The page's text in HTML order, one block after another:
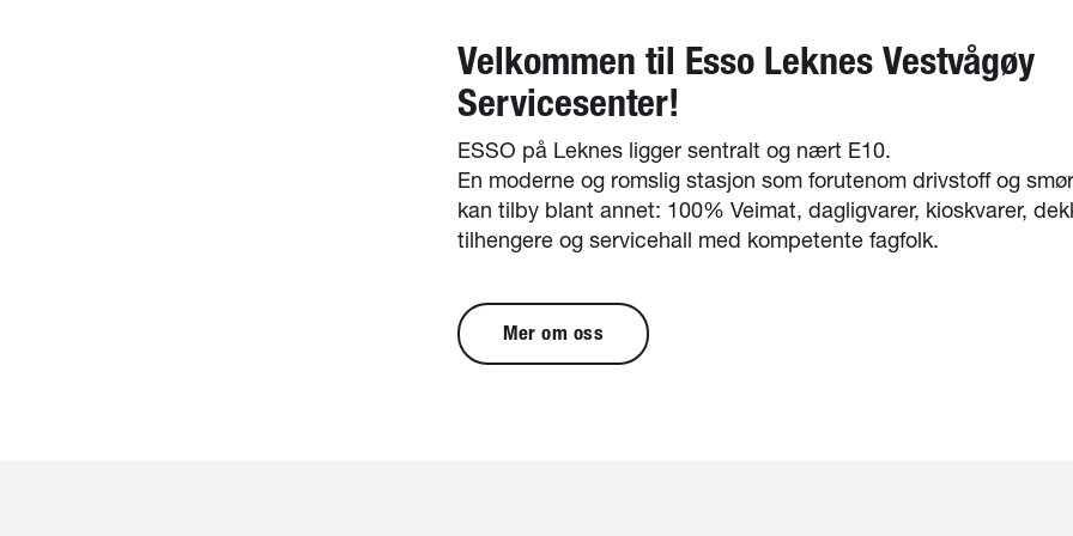
Velkommen til Esso Leknes Vestvågøy
Servicesenter!
ESSO på Leknes ligger sentralt og nært E10.
En moderne og romslig stasjon som forutenom drivstoff og
kan tilby blant annet: 100% Veimat, dagligvarer, kioskvarer,
tilhengere og servicehall med kompetente fagfolk.
Mer om oss